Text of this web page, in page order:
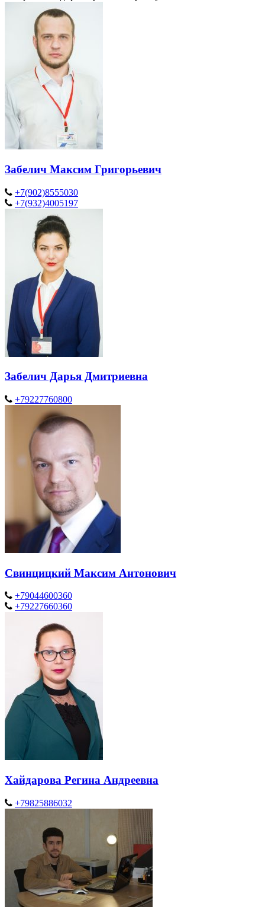
Забелич Максим Григорьевич
+7(902)8555030
+7(932)4005197
Забелич Дарья Дмитриевна
+79227760800
Свинцицкий Максим Антонович
+79044600360
+79227660360
Хайдарова Регина Андреевна
+79825886032